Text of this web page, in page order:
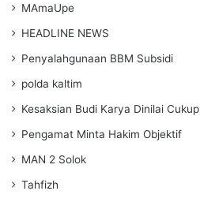
MAmaUpe
HEADLINE NEWS
Penyalahgunaan BBM Subsidi
polda kaltim
Kesaksian Budi Karya Dinilai Cukup
Pengamat Minta Hakim Objektif
MAN 2 Solok
Tahfizh